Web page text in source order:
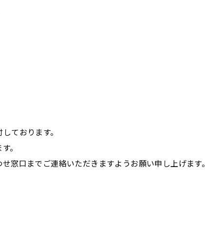
ております。
。
窓口までご連絡いただきますようお願い申し上げます。